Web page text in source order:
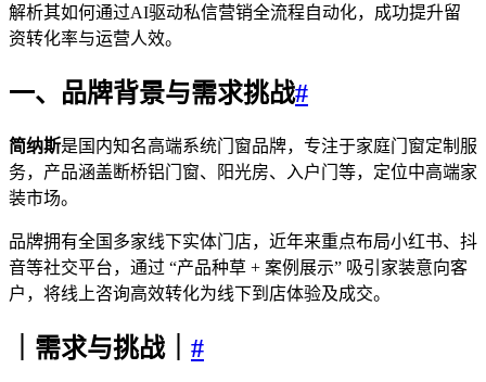
解析其如何通过AI驱动私信营销全流程自动化，成功提升留
资转化率与运营人效。
一、品牌背景与需求挑战#
简纳斯是国内知名高端系统门窗品牌，专注于家庭门窗定制服
务，产品涵盖断桥铝门窗、阳光房、入户门等，定位中高端家
装市场。
品牌拥有全国多家线下实体门店，近年来重点布局小红书、抖
音等社交平台，通过 “产品种草 + 案例展示” 吸引家装意向客
户，将线上咨询高效转化为线下到店体验及成交。
｜需求与挑战｜ #